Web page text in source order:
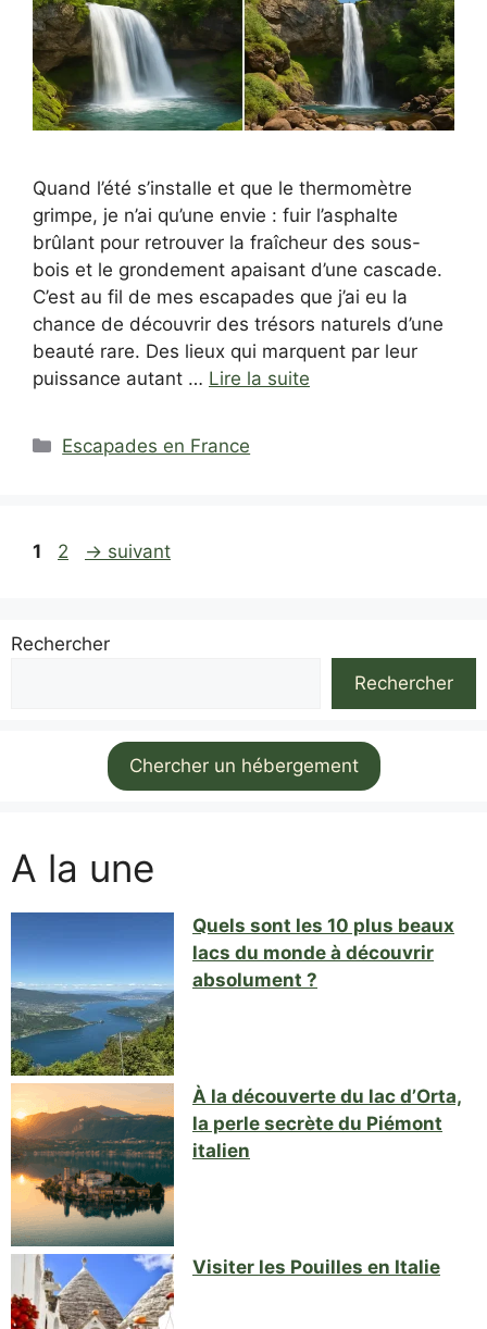
Quand l’été s’installe et que le thermomètre
grimpe, je n’ai qu’une envie : fuir l’asphalte
brûlant pour retrouver la fraîcheur des sous-
bois et le grondement apaisant d’une cascade.
C’est au fil de mes escapades que j’ai eu la
chance de découvrir des trésors naturels d’une
beauté rare. Des lieux qui marquent par leur
puissance autant … Lire la suite
Catégories
Escapades en France
Page
1 Page
2 → suivant
Rechercher
Rechercher
Chercher un hébergement
A la une
Quels sont les 10 plus beaux
lacs du monde à découvrir
absolument ?
À la découverte du lac d’Orta,
la perle secrète du Piémont
italien
Visiter les Pouilles en Italie